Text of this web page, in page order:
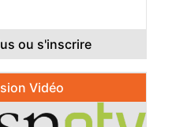
ou s'inscrire
Vidéo